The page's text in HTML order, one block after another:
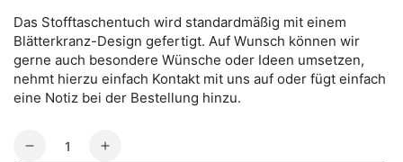
Das Stofftaschentuch wird standardmäßig mit einem
Blätterkranz-Design gefertigt. Auf Wunsch können wir
gerne auch besondere Wünsche oder Ideen umsetzen,
nehmt hierzu einfach Kontakt mit uns auf oder fügt einfach
eine Notiz bei der Bestellung hinzu.
Anzahl
Verringere Erhöhe